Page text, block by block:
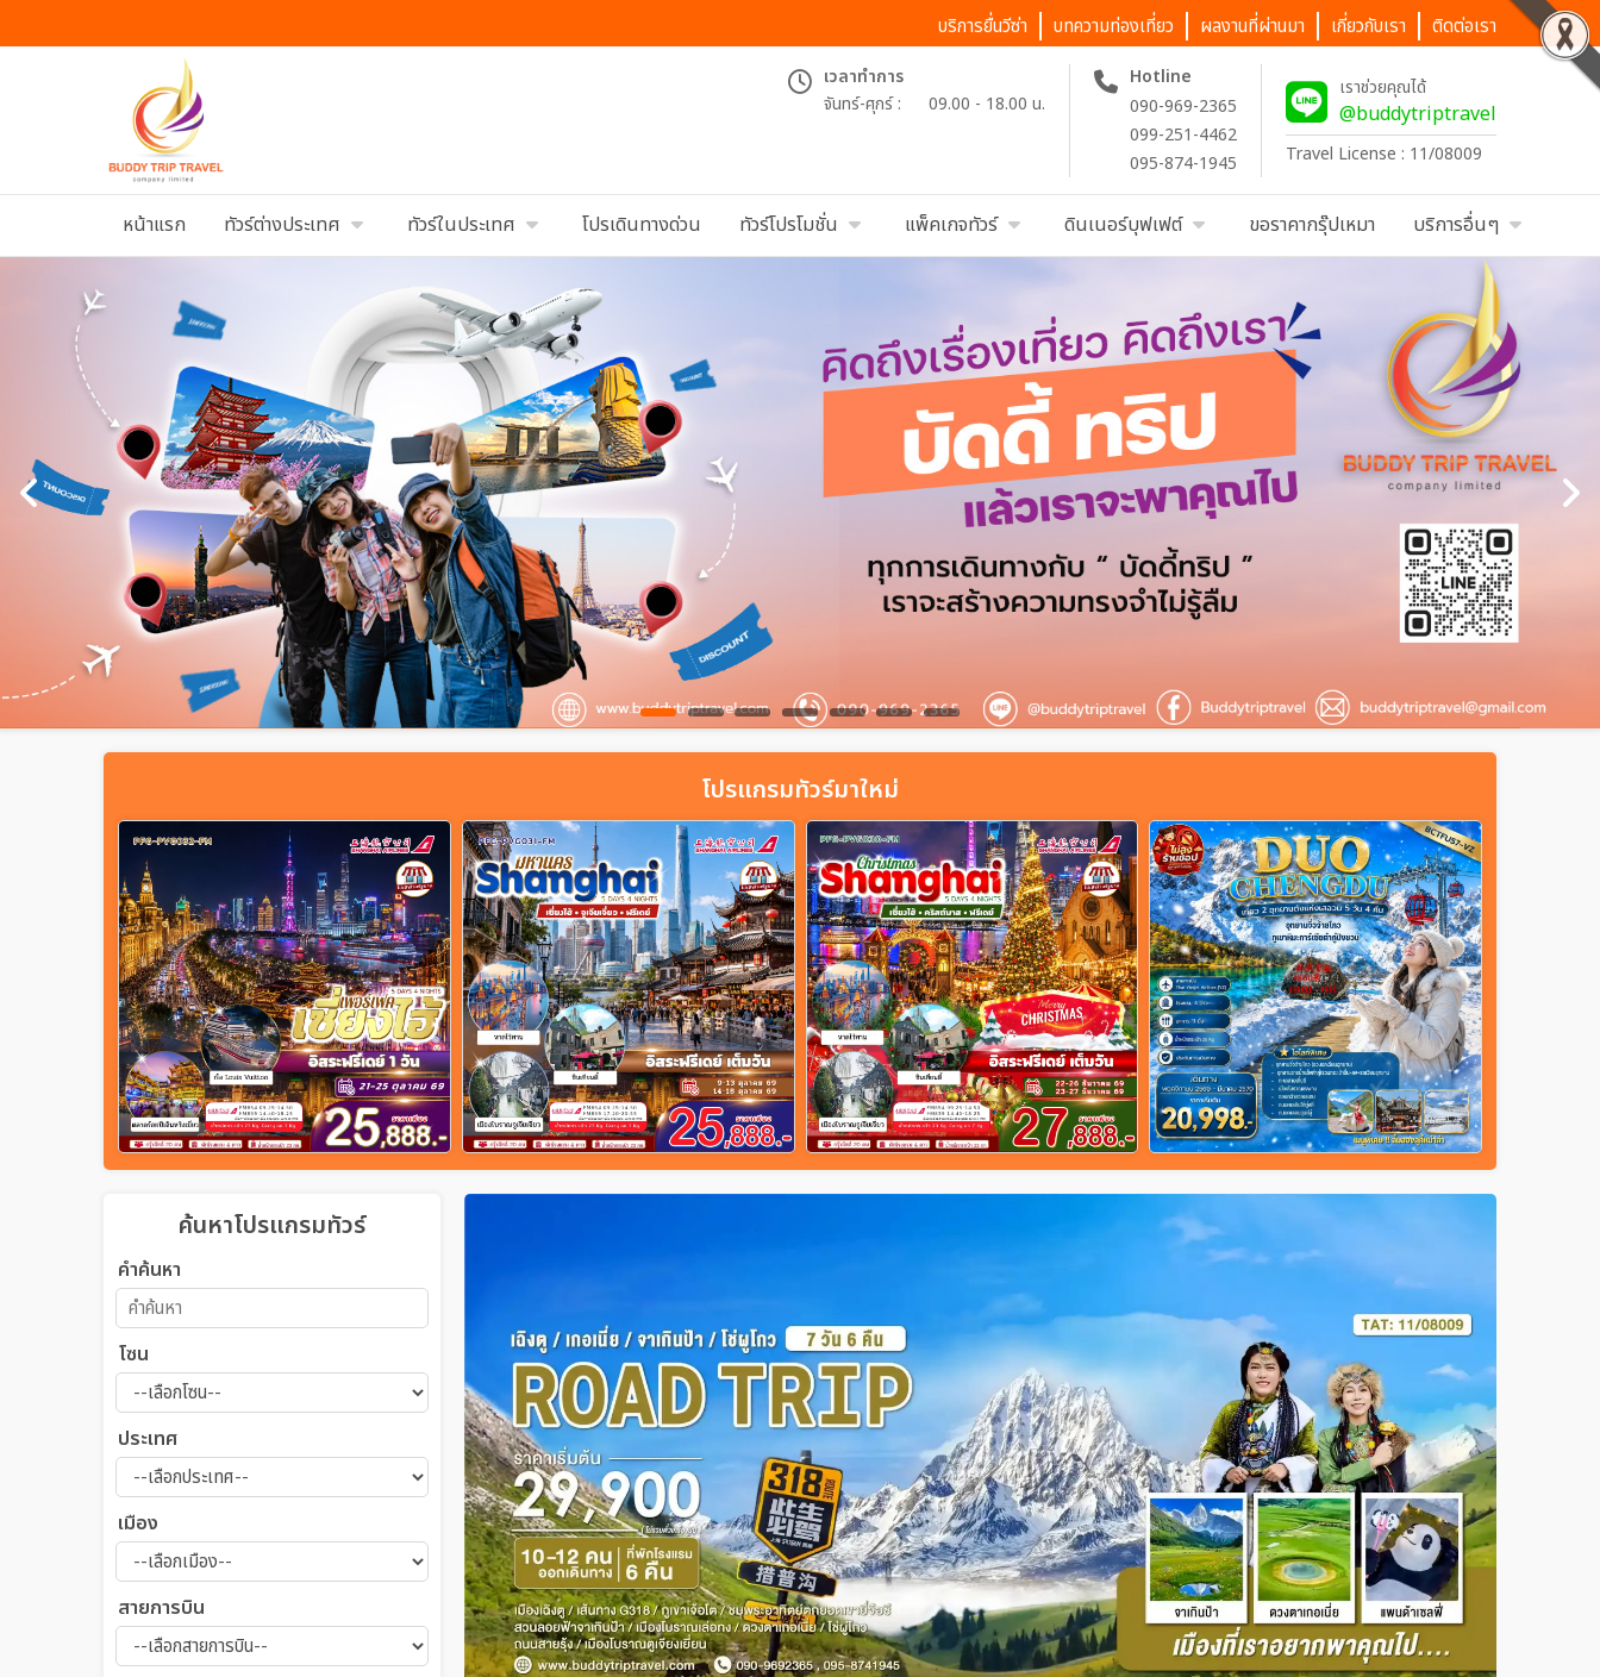
บริการยื่นวีซ่า บทความท่องเที่ยว ผลงานที่ผ่านมา เกี่ยวกับเรา ติดต่อเรา
เวลาทำการ
จันทร์-ศุกร์ :
09.00 - 18.00 น.
Hotline
090-969-2365
099-251-4462
095-874-1945
เราช่วยคุณได้
@buddytriptravel
Travel License : 11/08009
หน้าแรก ทัวร์ต่างประเทศ ทัวร์ในประเทศ โปรเดินทางด่วน ทัวร์โปรโมชั่น แพ็คเกจทัวร์ ดินเนอร์บุฟเฟต์ ขอราคากรุ๊ปเหมา บริการอื่นๆ
โปรแกรมทัวร์มาใหม่
ค้นหาโปรแกรมทัวร์
คำค้นหา
โซน
ประเทศ
เมือง
สายการบิน